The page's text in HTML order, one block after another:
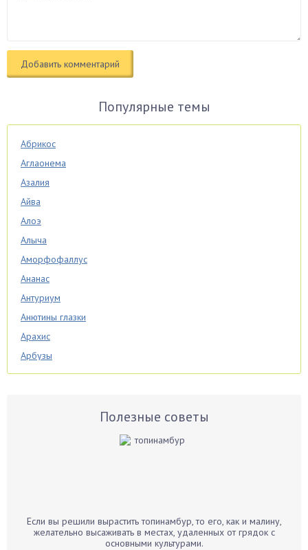
Популярные темы
Абрикос
Аглаонема
Азалия
Айва
Алоэ
Алыча
Аморфофаллус
Ананас
Антуриум
Анютины глазки
Арахис
Арбузы
Аспарагус
Бархатцы
Полезные советы
Если вы решили вырастить топинамбур, то его, как и малину,
желательно высаживать в местах, удаленных от грядок с
основными культурами.